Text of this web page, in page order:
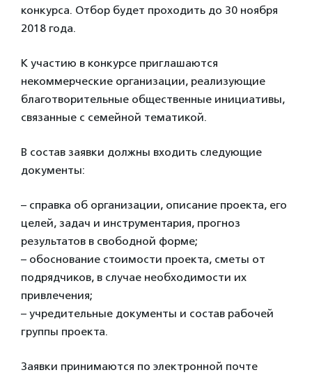
конкурса. Отбор будет проходить до 30 ноября
2018 года.
К участию в конкурсе приглашаются
некоммерческие организации, реализующие
благотворительные общественные инициативы,
связанные с семейной тематикой.
В состав заявки должны входить следующие
документы:
– справка об организации, описание проекта, его
целей, задач и инструментария, прогноз
результатов в свободной форме;
– обоснование стоимости проекта, сметы от
подрядчиков, в случае необходимости их
привлечения;
– учредительные документы и состав рабочей
группы проекта.
Заявки принимаются по электронной почте